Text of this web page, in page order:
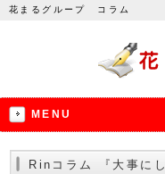
花まるグループ コラム
MENU
Rinコラム 『大事に